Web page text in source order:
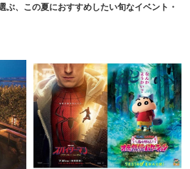
ぶ、この夏におすすめしたい旬なイベント・